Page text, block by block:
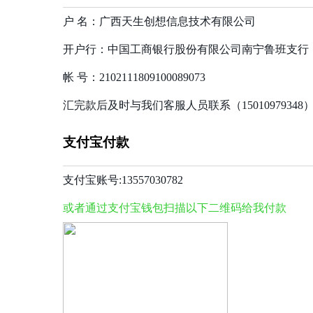
户 名：广西天生创想信息技术有限公司
开户行：中国工商银行股份有限公司南宁鲁班支行
帐 号：2102111809100089073
汇完款后及时与我们客服人员联系（15010979348
支付宝付款
支付宝账号:13557030782
或者通过支付宝钱包扫描以下二维码给我付款